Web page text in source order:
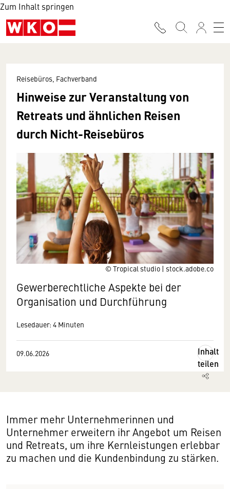
Zum Inhalt springen
© Tropical studio | stock.adobe.co
Reisebüros, Fachverband
Hinweise zur Veranstaltung von
Retreats und ähnlichen Reisen
durch Nicht-Reisebüros
Gewerberechtliche Aspekte bei der
Organisation und Durchführung
Lesedauer: 4 Minuten
09.06.2026
Inhalt
teilen
Immer mehr Unternehmerinnen und
Unternehmer erweitern ihr Angebot um Reisen
und Retreats, um ihre Kernleistungen erlebbar
zu machen und die Kundenbindung zu stärken.